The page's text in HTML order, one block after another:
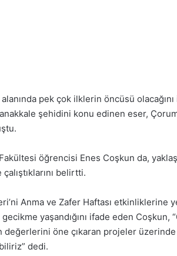
pek çok ilklerin öncüsü
şehidini konu edinen eser,
öğrencisi Enes Coşkun da,
belirtti.
Anma ve Zafer Haftası
yaşandığını ifade eden
değerlerini öne çıkaran projeler
dedi.